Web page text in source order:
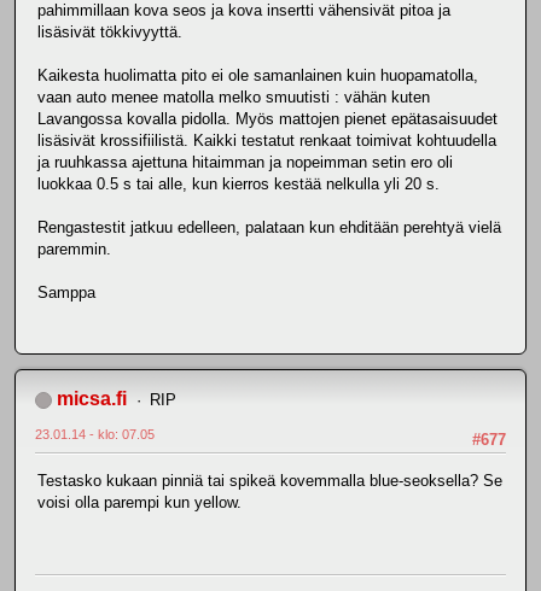
pahimmillaan kova seos ja kova insertti vähensivät pitoa ja
lisäsivät tökkivyyttä.
Kaikesta huolimatta pito ei ole samanlainen kuin huopamatolla,
vaan auto menee matolla melko smuutisti : vähän kuten
Lavangossa kovalla pidolla. Myös mattojen pienet epätasaisuudet
lisäsivät krossifiilistä. Kaikki testatut renkaat toimivat kohtuudella
ja ruuhkassa ajettuna hitaimman ja nopeimman setin ero oli
luokkaa 0.5 s tai alle, kun kierros kestää nelkulla yli 20 s.
Rengastestit jatkuu edelleen, palataan kun ehditään perehtyä vielä
paremmin.
Samppa
micsa.fi RIP
#677
23.01.14 - klo: 07.05
Testasko kukaan pinniä tai spikeä kovemmalla blue-seoksella? Se
voisi olla parempi kun yellow.